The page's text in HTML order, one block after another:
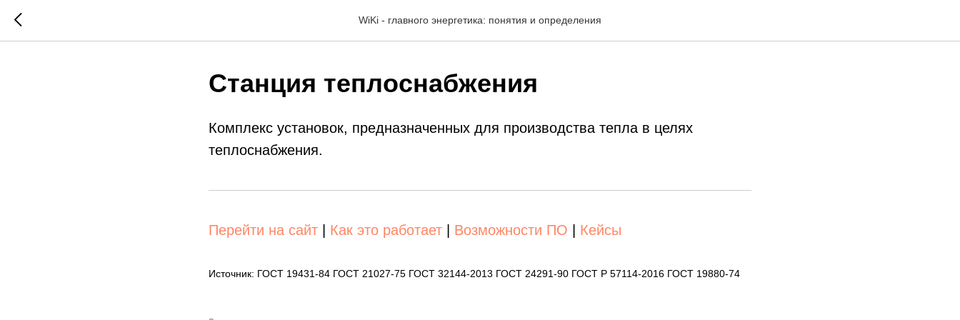
WiKi - главного энергетика: понятия и определения
Станция теплоснабжения
Комплекс установок, предназначенных для производства тепла в целях
теплоснабжения.
Перейти на сайт Как это работает Возможности ПО Кейсы
Источник: ГОСТ 19431-84 ГОСТ 21027-75 ГОСТ 32144-2013 ГОСТ 24291-90 ГОСТ Р 57114-2016 ГОСТ 19880-74